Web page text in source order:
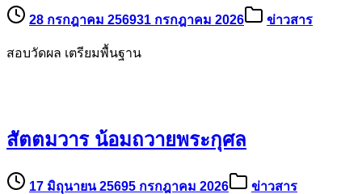
28 กรกฎาคม 256931 กรกฎาคม 2026 ข่าวสาร
สอบวัดผล เตรียมพื้นฐาน
สัตตมวาร น้อมถวายพระกุศล
17 มิถุนายน 25695 กรกฎาคม 2026 ข่าวสาร